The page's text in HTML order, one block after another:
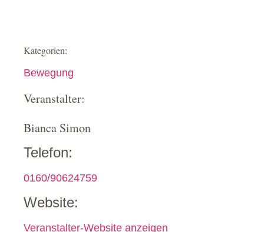
Kategorien:
Bewegung
Veranstalter:
Bianca Simon
Telefon:
0160/90624759
Website:
Veranstalter-Website anzeigen